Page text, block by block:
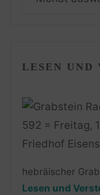
LESEN UND
hebräischer
Lesen und